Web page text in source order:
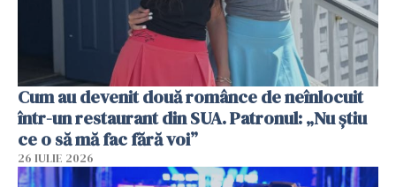
Cum au devenit două românce de neînlocuit
într-un restaurant din SUA. Patronul: „Nu știu
ce o să mă fac fără voi”
26 IULIE 2026